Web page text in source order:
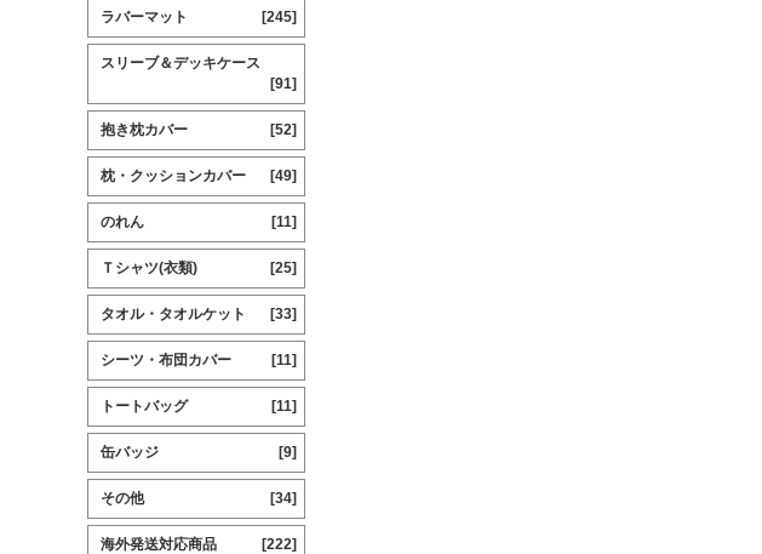
ラバーマット [245]
スリーブ＆デッキケース
[91]
抱き枕カバー [52]
枕・クッションカバー [49]
のれん [11]
Ｔシャツ(衣類) [25]
タオル・タオルケット [33]
シーツ・布団カバー [11]
トートバッグ [11]
缶バッジ [9]
その他 [34]
海外発送対応商品 [222]